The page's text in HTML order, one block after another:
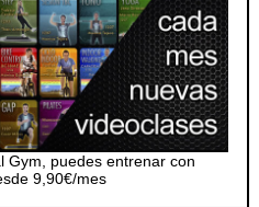
Gym, puedes entrenar con
9,90€/mes